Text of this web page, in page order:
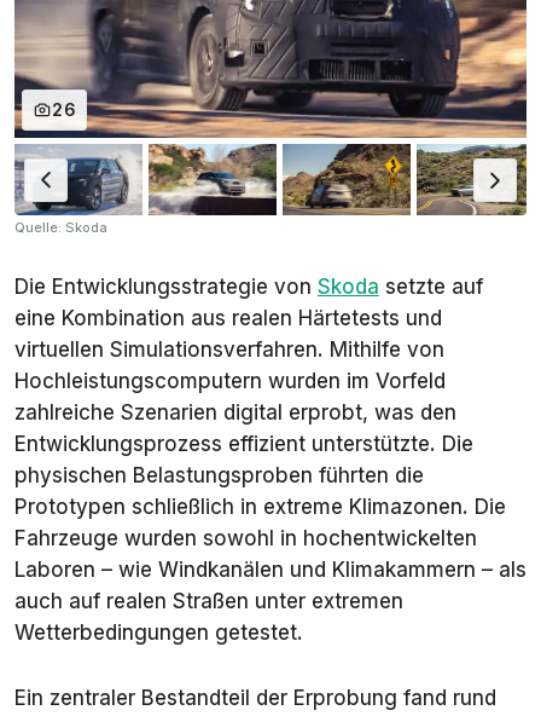
26
Quelle: Skoda
Die Entwicklungsstrategie von Skoda setzte auf
eine Kombination aus realen Härtetests und
virtuellen Simulationsverfahren. Mithilfe von
Hochleistungscomputern wurden im Vorfeld
zahlreiche Szenarien digital erprobt, was den
Entwicklungsprozess effizient unterstützte. Die
physischen Belastungsproben führten die
Prototypen schließlich in extreme Klimazonen. Die
Fahrzeuge wurden sowohl in hochentwickelten
Laboren – wie Windkanälen und Klimakammern – als
auch auf realen Straßen unter extremen
Wetterbedingungen getestet.
Ein zentraler Bestandteil der Erprobung fand rund